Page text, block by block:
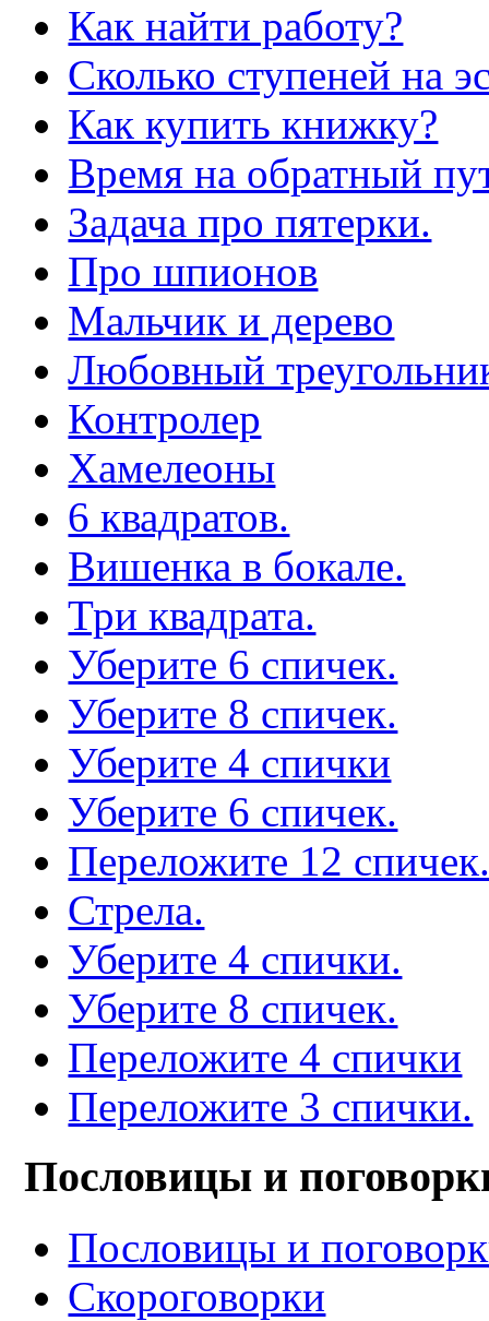
Как найти работу?
Сколько ступеней на
Как купить книжку?
Время на обратный
Задача про пятерки.
Про шпионов
Мальчик и дерево
Любовный
Контролер
Хамелеоны
6 квадратов.
Вишенка в бокале.
Три квадрата.
Уберите 6 спичек.
Уберите 8 спичек.
Уберите 4 спички
Уберите 6 спичек.
Переложите 12
Стрела.
Уберите 4 спички.
Уберите 8 спичек.
Переложите 4 спички
Переложите 3 спички.
Пословицы и
Пословицы и
Скороговорки